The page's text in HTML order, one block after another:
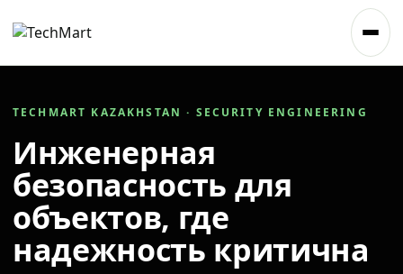
TECHMART KAZAKHSTAN · SECURITY ENGINEERING
Инженерная
безопасность для
объектов, где
надежность критична